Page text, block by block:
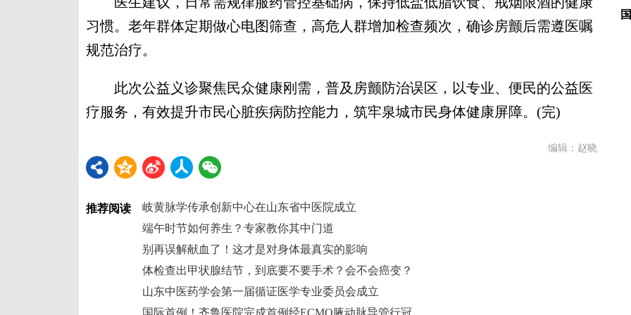
习惯。老年群体定期做心电图筛查，高危人群增加检查频次，确诊房颤后需遵医嘱
规范治疗。
此次公益义诊聚焦民众健康刚需，普及房颤防治误区，以专业、便民的公益医
疗服务，有效提升市民心脏疾病防控能力，筑牢泉城市民身体健康屏障。(完)
编辑：赵晓
推荐阅读
岐黄脉学传承创新中心在山东省中医院成立
端午时节如何养生？专家教你其中门道
别再误解献血了！这才是对身体最真实的影响
体检查出甲状腺结节，到底要不要手术？会不会癌变？
山东中医药学会第一届循证医学专业委员会成立